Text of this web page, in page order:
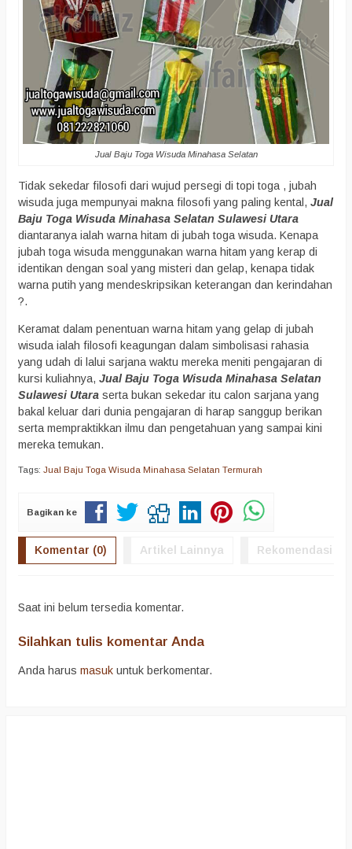
Jual Baju Toga Wisuda Minahasa Selatan
Tidak sekedar filosofi dari wujud persegi di topi toga , jubah
wisuda juga mempunyai makna filosofi yang paling kental, Jual
Baju Toga Wisuda Minahasa Selatan Sulawesi Utara
diantaranya ialah warna hitam di jubah toga wisuda. Kenapa
jubah toga wisuda menggunakan warna hitam yang kerap di
identikan dengan soal yang misteri dan gelap, kenapa tidak
warna putih yang mendeskripsikan keterangan dan kerindahan
?.
Keramat dalam penentuan warna hitam yang gelap di jubah
wisuda ialah filosofi keagungan dalam simbolisasi rahasia
yang udah di lalui sarjana waktu mereka meniti pengajaran di
kursi kuliahnya, Jual Baju Toga Wisuda Minahasa Selatan
Sulawesi Utara serta bukan sekedar itu calon sarjana yang
bakal keluar dari dunia pengajaran di harap sanggup berikan
serta mempraktikkan ilmu dan pengetahuan yang sampai kini
mereka temukan.
Tags: Jual Baju Toga Wisuda Minahasa Selatan Termurah
Bagikan ke
Komentar (0) Artikel Lainnya Rekomendasi
Saat ini belum tersedia komentar.
Silahkan tulis komentar Anda
Anda harus masuk untuk berkomentar.